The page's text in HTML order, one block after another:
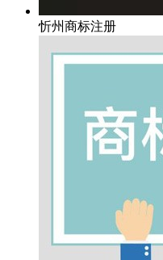
忻州商标注册